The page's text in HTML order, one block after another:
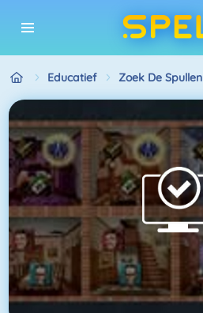
Educatief Zoek De Spullen